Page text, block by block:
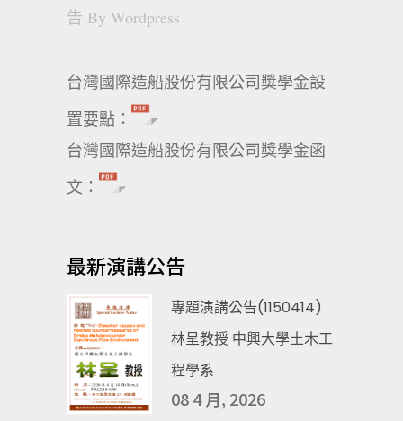
告 By Wordpress
台灣國際造船股份有限公司獎學金設
置要點：
台灣國際造船股份有限公司獎學金函
文：
最新演講公告
專題演講公告(1150414)
林呈教授 中興大學土木工
程學系
08 4 月, 2026